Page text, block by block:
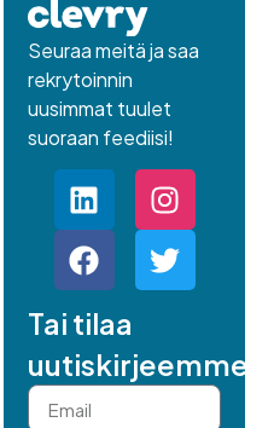
Seuraa meitä ja saa
rekrytoinnin
uusimmat tuulet
suoraan feediisi!
Tai tilaa
uutiskirjeemme.